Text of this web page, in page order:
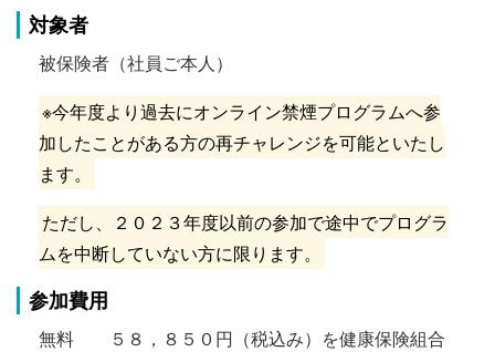
対象者
被保険者（社員ご本人）
※今年度より過去にオンライン禁煙プログラムへ参
加したことがある方の再チャレンジを可能といたし
ます。
ただし、２０２３年度以前の参加で途中でプログラ
ムを中断していない方に限ります。
参加費用
無料 ５８，８５０円（税込み）を健康保険組合